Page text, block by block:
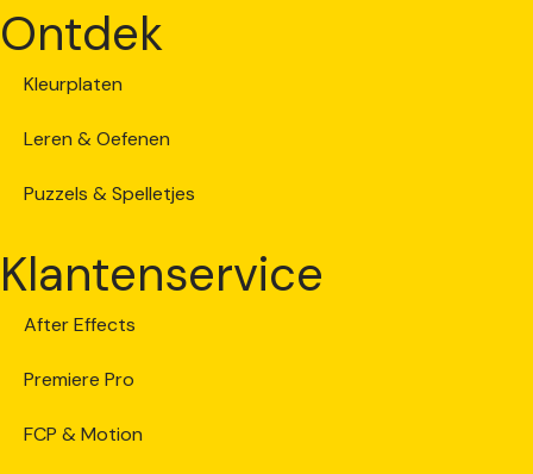
Ontdek
Kleurplaten
Leren & Oefenen
Puzzels & Spelletjes
Klantenservice
After Effects
Premiere Pro
FCP & Motion